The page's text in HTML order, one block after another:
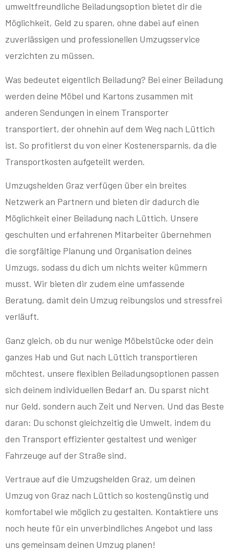
umweltfreundliche Beiladungsoption bietet dir die
Möglichkeit, Geld zu sparen, ohne dabei auf einen
zuverlässigen und professionellen Umzugsservice
verzichten zu müssen.
Was bedeutet eigentlich Beiladung? Bei einer Beiladung
werden deine Möbel und Kartons zusammen mit
anderen Sendungen in einem Transporter
transportiert, der ohnehin auf dem Weg nach Lüttich
ist. So profitierst du von einer Kostenersparnis, da die
Transportkosten aufgeteilt werden.
Umzugshelden Graz verfügen über ein breites
Netzwerk an Partnern und bieten dir dadurch die
Möglichkeit einer Beiladung nach Lüttich. Unsere
geschulten und erfahrenen Mitarbeiter übernehmen
die sorgfältige Planung und Organisation deines
Umzugs, sodass du dich um nichts weiter kümmern
musst. Wir bieten dir zudem eine umfassende
Beratung, damit dein Umzug reibungslos und stressfrei
verläuft.
Ganz gleich, ob du nur wenige Möbelstücke oder dein
ganzes Hab und Gut nach Lüttich transportieren
möchtest, unsere flexiblen Beiladungsoptionen passen
sich deinem individuellen Bedarf an. Du sparst nicht
nur Geld, sondern auch Zeit und Nerven. Und das Beste
daran: Du schonst gleichzeitig die Umwelt, indem du
den Transport effizienter gestaltest und weniger
Fahrzeuge auf der Straße sind.
Vertraue auf die Umzugshelden Graz, um deinen
Umzug von Graz nach Lüttich so kostengünstig und
komfortabel wie möglich zu gestalten. Kontaktiere uns
noch heute für ein unverbindliches Angebot und lass
uns gemeinsam deinen Umzug planen!